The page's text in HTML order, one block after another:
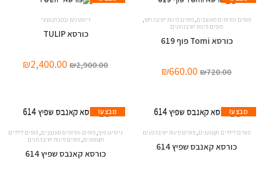
פופים והדומים מעוצבים ,פופים פינות ישיבה חוץ
פופים פינות ישיבה פנים
כורסא Tomi פוף 619
₪720.00
₪660.00
ריהוט רטן ובמבוק טבעי
כורסא TULIP
₪2,900.00
₪2,400.00
מבצע!
פופים לילדים וקטנטנים פופים פינות ישיבה פנים
כורסא קאנבס שפיץ 614
מבצע!
גיימינג פוף פופים והדומים מעוצבים פופים לילדים
וקטנטנים ,פופים פינות ישיבה פנים
כורסא קאנבס שפיץ 614